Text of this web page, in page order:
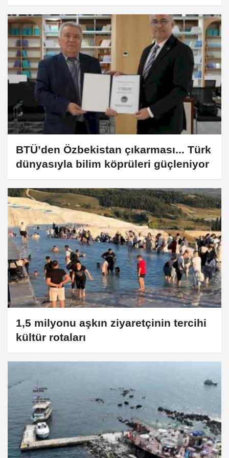
BTÜ’den Özbekistan çıkarması... Türk
dünyasıyla bilim köprüleri güçleniyor
1,5 milyonu aşkın ziyaretçinin tercihi
kültür rotaları